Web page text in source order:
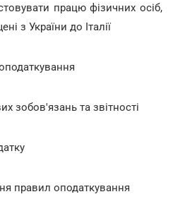
працю фізичних осіб,
з України до Італії
зобов'язань та звітності
правил оподаткування